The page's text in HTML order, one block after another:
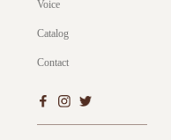
Voice
Catalog
Contact